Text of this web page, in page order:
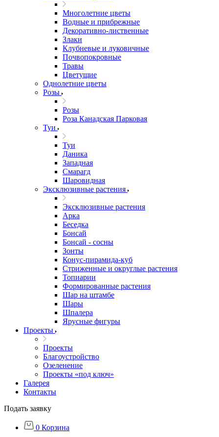
Многолетние цветы
Водные и прибрежные
Декоративно-лиственные
Злаки
Клубневые и луковичные
Почвопокровные
Травы
Цветущие
Однолетние цветы
Розы
Розы
Роза Канадская Парковая
Туи
Туи
Даника
Западная
Смарагд
Шаровидная
Эксклюзивные растения
Эксклюзивные растения
Арка
Беседка
Бонсай
Бонсай - сосны
Зонты
Конус-пирамида-куб
Стриженные и округлые растения
Топиарии
Формированные растения
Шар на штамбе
Шары
Шпалера
Ярусные фигуры
Проекты
Проекты
Благоустройство
Озеленение
Проекты «под ключ»
Галерея
Контакты
Подать заявку
0 Корзина